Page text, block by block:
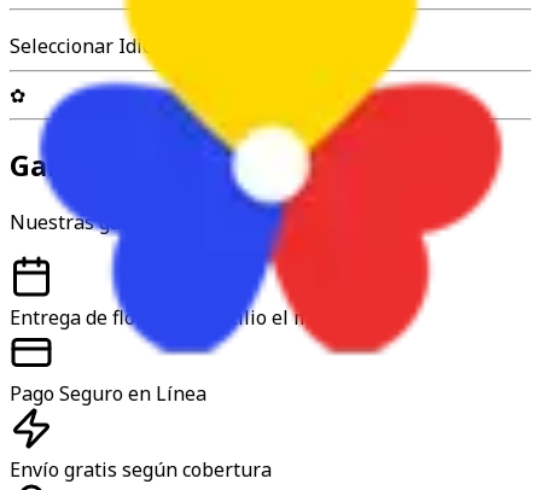
Seleccionar Idioma
✿
Garantía y confianza
Nuestras garantías
Entrega de flores a domicilio el mismo día
Pago Seguro en Línea
Envío gratis según cobertura